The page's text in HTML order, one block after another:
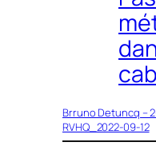
Brruno Detuncq –
RVHQ_2022-09-12